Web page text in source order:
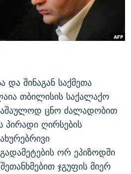
COVID-19
ᲘᲡᲢᲝᲠᲘᲐ
საიტი
შინაგან საქმეთა
თბილისის საქალაქო
ცნო ძალადობით
ღირსების
ორ ეპიზოდში
ჯგუფის მიერ